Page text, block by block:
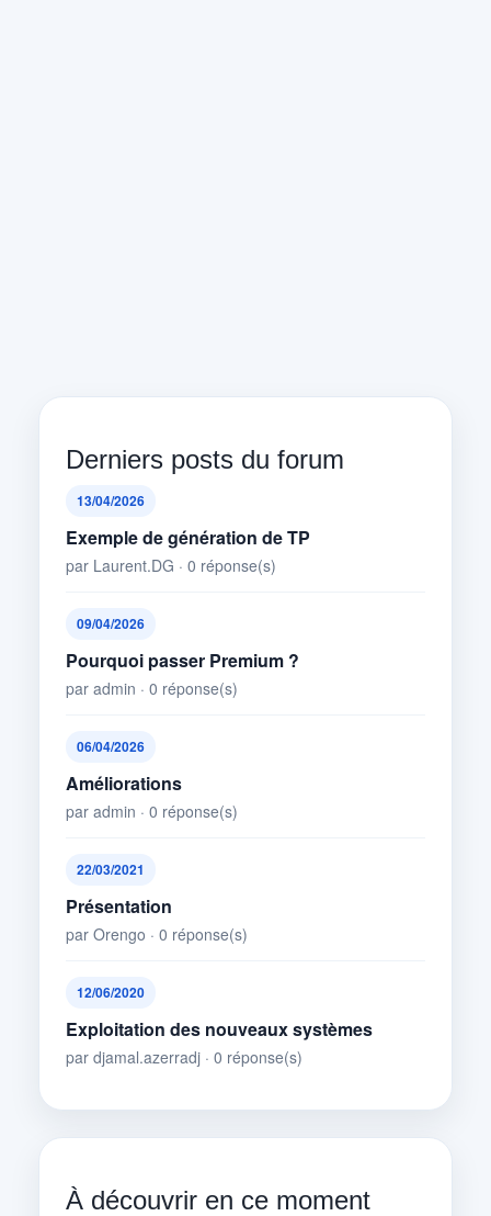
Derniers posts du forum
13/04/2026
Exemple de génération de TP
par Laurent.DG · 0 réponse(s)
09/04/2026
Pourquoi passer Premium ?
par admin · 0 réponse(s)
06/04/2026
Améliorations
par admin · 0 réponse(s)
22/03/2021
Présentation
par Orengo · 0 réponse(s)
12/06/2020
Exploitation des nouveaux systèmes
par djamal.azerradj · 0 réponse(s)
À découvrir en ce moment